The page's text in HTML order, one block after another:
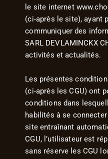
le site internet
(ci-après le site), ayant
communiquer des
SARL DEVLAMINCKX
activités et actualités.
Les présentes
(ci-après les CGU) ont
conditions dans
habilités à se
site entraînant
CGU, l’utilisateur est
sans réserve les CGU